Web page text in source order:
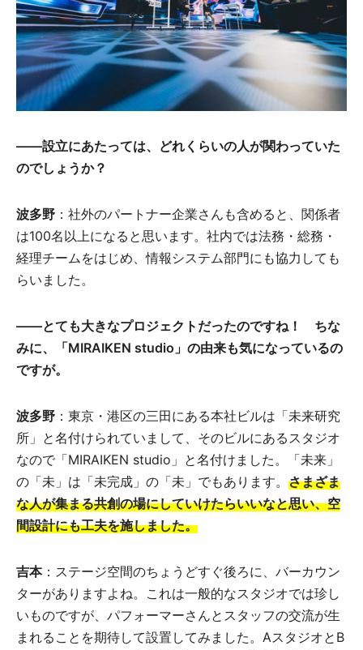
――設立にあたっては、どれくらいの人が関わっていた
のでしょうか？
波多野 ：社外のパートナー企業さんも含めると、関係者
は100名以上になると思います。社内では法務・総務・
経理チームをはじめ、情報システム部門にも協力しても
らいました。
――とても大きなプロジェクトだったのですね！ ちな
みに、「MIRAIKEN studio」の由来も気になっているの
ですが。
波多野 ：東京・港区の三田にある本社ビルは「未来研究
所」と名付けられていまして、そのビルにあるスタジオ
なので「MIRAIKEN studio」と名付けました。「未来」
の「未」は「未完成」の「未」でもあります。 さまざま
な人が集まる共創の場にしていけたらいいなと思い、空
間設計にも工夫を施しました。
吉本：ステージ空間のちょうどすぐ後ろに、バーカウン
ターがありますよね。これは一般的なスタジオでは珍し
いものですが、パフォーマーさんとスタッフの交流が生
まれることを期待して設置してみました。AスタジオとB